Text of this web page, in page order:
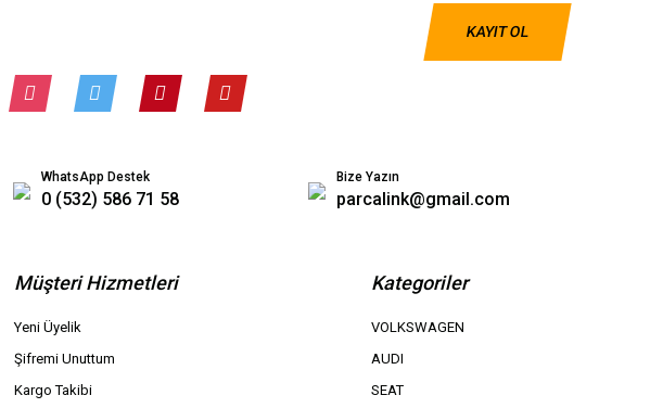
KAYIT OL
WhatsApp Destek
0 (532) 586 71 58
Bize Yazın
parcalink@gmail.com
Müşteri Hizmetleri
Yeni Üyelik
Şifremi Unuttum
Kargo Takibi
Kategoriler
VOLKSWAGEN
AUDI
SEAT